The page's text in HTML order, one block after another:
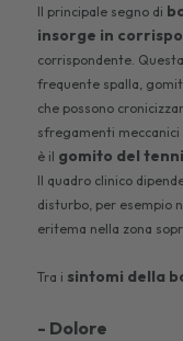
Il principale segno di
insorge in
corrispondente.
frequente spalla,
che possono
sfregamenti
è il gomito del
Il quadro clinico
disturbo, per esempio
eritema nella zona
Tra i sintomi della
- Dolore